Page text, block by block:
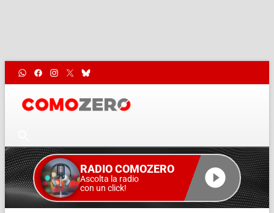
RADIO COMOZERO
Ascolta la radio
con un click!